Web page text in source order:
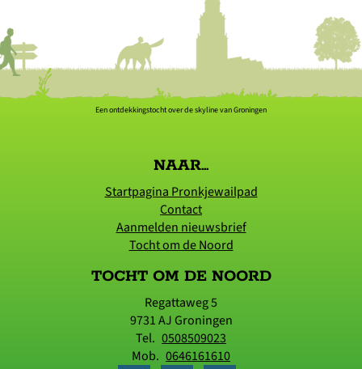
Een ontdekkingstocht over de skyline van Groningen
NAAR...
Startpagina Pronkjewailpad
Contact
Aanmelden nieuwsbrief
Tocht om de Noord
TOCHT OM DE NOORD
Regattaweg 5
9731 AJGroningen
Tel. 0508509023
Mob. 0646161610